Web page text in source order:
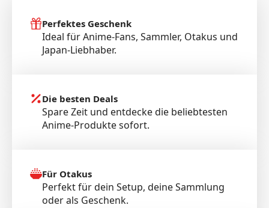
Perfektes Geschenk
Ideal für Anime-Fans, Sammler, Otakus und
Japan-Liebhaber.
Die besten Deals
Spare Zeit und entdecke die beliebtesten
Anime-Produkte sofort.
Für Otakus
Perfekt für dein Setup, deine Sammlung
oder als Geschenk.